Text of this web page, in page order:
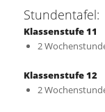
Stundentafel:
Klassenstufe 11
2
Klassenstufe 12
2